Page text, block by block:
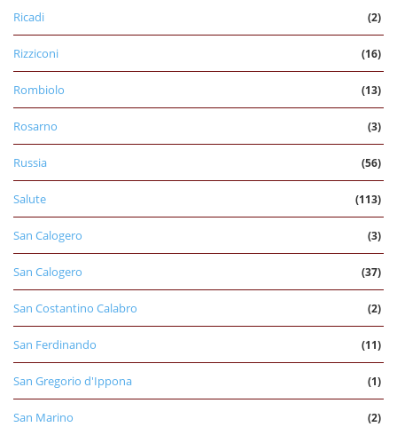
Ricadi (2)
Rizziconi (16)
Rombiolo (13)
Rosarno (3)
Russia (56)
Salute (113)
San Calogero (3)
San Calogero (37)
San Costantino Calabro (2)
San Ferdinando (11)
San Gregorio d'Ippona (1)
San Marino (2)